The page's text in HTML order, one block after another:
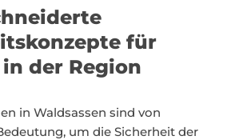
für
der Region
in Waldsassen sind von
um die Sicherheit der